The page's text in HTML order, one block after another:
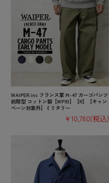
WAIPER.inc フランス軍 M-47 カーゴパンツ
前期型 コットン製【WP93】【R】【キャン
ペーン対象外】ミリタリー
¥10,780(税込)